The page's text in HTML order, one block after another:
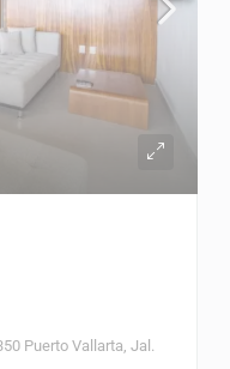
Puerto Vallarta, Jal.